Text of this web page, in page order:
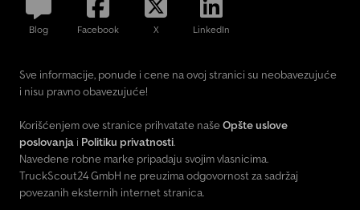
Blog Facebook X LinkedIn
Sve informacije, ponude i cene na ovoj stranici su neobavezujuće
i nisu pravno obavezujuće!
Korišćenjem ove stranice prihvatate naše Opšte uslove
poslovanja i Politiku privatnosti.
Navedene robne marke pripadaju svojim vlasnicima.
TruckScout24 GmbH ne preuzima odgovornost za sadržaj
povezanih eksternih internet stranica.